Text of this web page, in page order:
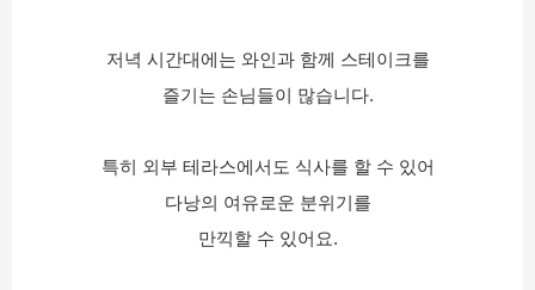
저녁 시간대에는 와인과 함께 스테이크를
즐기는 손님들이 많습니다.
특히 외부 테라스에서도 식사를 할 수 있어
다낭의 여유로운 분위기를
만끽할 수 있어요.